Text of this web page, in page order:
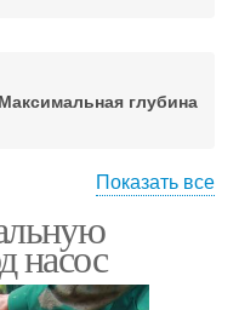
Максимальная глубина
глубины
Показать все
насос